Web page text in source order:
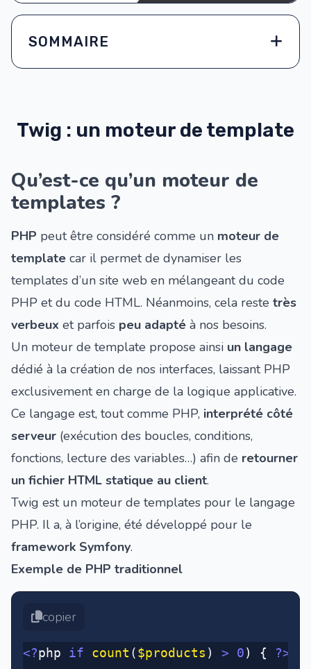
SOMMAIRE
Twig : un moteur de template
Qu’est-ce qu’un moteur de
templates ?
PHP peut être considéré comme un moteur de
template car il permet de dynamiser les
templates d’un site web en mélangeant du code
PHP et du code HTML. Néanmoins, cela reste très
verbeux et parfois peu adapté à nos besoins.
Un moteur de template propose ainsi un langage
dédié à la création de nos interfaces, laissant PHP
exclusivement en charge de la logique applicative.
Ce langage est, tout comme PHP, interprété côté
serveur (exécution des boucles, conditions,
fonctions, lecture des variables…) afin de retourner
un fichier HTML statique au client.
Twig est un moteur de templates pour le langage
PHP. Il a, à l’origine, été développé pour le
framework Symfony.
Exemple de PHP traditionnel
copier
<?php if count ($products ) > 0) { ?>